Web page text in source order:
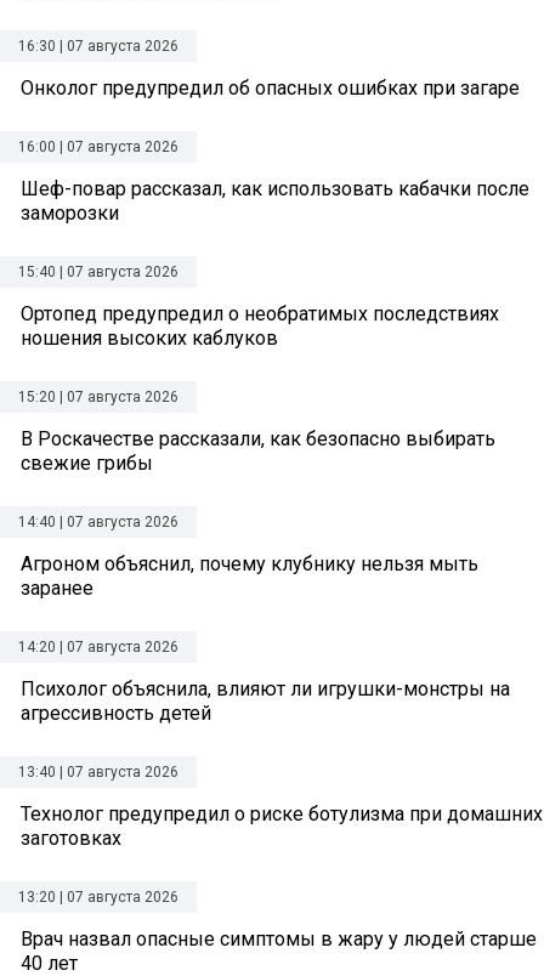
16:30 | 07 августа 2026
Онколог предупредил об опасных ошибках при загаре
16:00 | 07 августа 2026
Шеф-повар рассказал, как использовать кабачки после
заморозки
15:40 | 07 августа 2026
Ортопед предупредил о необратимых последствиях
ношения высоких каблуков
15:20 | 07 августа 2026
В Роскачестве рассказали, как безопасно выбирать
свежие грибы
14:40 | 07 августа 2026
Агроном объяснил, почему клубнику нельзя мыть
заранее
14:20 | 07 августа 2026
Психолог объяснила, влияют ли игрушки-монстры на
агрессивность детей
13:40 | 07 августа 2026
Технолог предупредил о риске ботулизма при домашних
заготовках
13:20 | 07 августа 2026
Врач назвал опасные симптомы в жару у людей старше
40 лет